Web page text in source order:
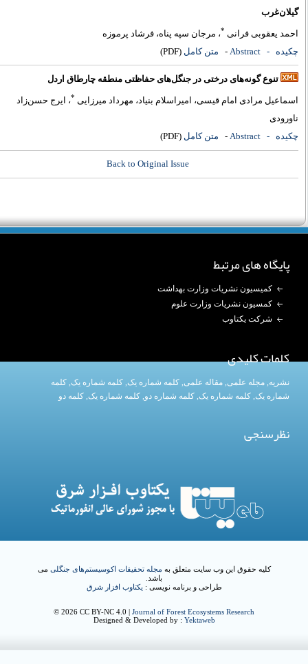
گیلان‌غرب
احمد یعقوبی فرانی ، مرجان سپه پناه، فرشاد پرموزه
چکیده - Abstract
- متن کامل(PDF)
تنوع گونه‌های درختی در جنگل‌های حفاظتی منطقه چارطاق اردل
اسماعیل مرادی امام قیسی، امیراسلام بنیاد، مهرداد میرزایی ، ایرج حسن‌زاد
ناورودی
چکیده - Abstract
- متن کامل(PDF)
Back to Original Issue
پایگاه های مرتبط
کمیسیون نشریات وزارت بهداشت
کمسیون نشریات وزارت علوم
شرکت یکتاوب
کلمات کلیدی
نشریه,مجله علمی,مقاله علمی,کلمه شماره یک , کلمه شماره یک,کلمه
شماره یک ,کلمه شماره یک , کلمه شماره دو,کلمه شماره یک ,کلمه دو
نظرسنجی
کلیه حقوق این وب سایت متعلق به مجله تحقیقات اکوسیستم‌های جنگلیمی
باشد.
طراحی و برنامه نویسی :یکتاوب افزار شرق
© 2026 CC BY-NC 4.0 |Journal of Forest Ecosystems Research
Designed & Developed by :Yektaweb